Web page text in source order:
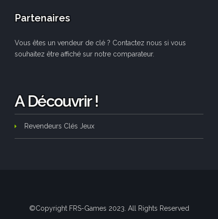
Partenaires
Vous êtes un vendeur de clé ? Contactez nous si vous
souhaitez être affiché sur notre comparateur.
A Découvrir !
Revendeurs Clés Jeux
©Copyright FRS-Games 2023. All Rights Reserved